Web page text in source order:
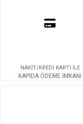
NAKİT/KREDİ KARTI İLE
KAPIDA ÖDEME İMKANI